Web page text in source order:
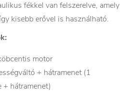
fékkel van felszerelve, amely
kisebb erővel is használható.
motor
+ hátramenet (1
+ hátramenet)